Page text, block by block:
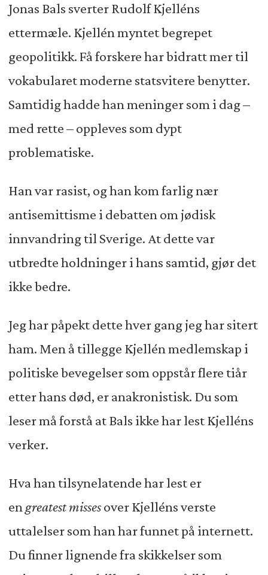
Jonas Bals sverter Rudolf Kjelléns
ettermæle. Kjellén myntet begrepet
geopolitikk. Få forskere har bidratt mer til
vokabularet moderne statsvitere benytter.
Samtidig hadde han meninger som i dag –
med rette – oppleves som dypt
problematiske.
Han var rasist, og han kom farlig nær
antisemittisme i debatten om jødisk
innvandring til Sverige. At dette var
utbredte holdninger i hans samtid, gjør det
ikke bedre.
Jeg har påpekt dette hver gang jeg har sitert
ham. Men å tillegge Kjellén medlemskap i
politiske bevegelser som oppstår flere tiår
etter hans død, er anakronistisk. Du som
leser må forstå at Bals ikke har lest Kjelléns
verker.
Hva han tilsynelatende har lest er
engreatest missesover Kjelléns verste
uttalelser som han har funnet på internett.
Du finner lignende fra skikkelser som